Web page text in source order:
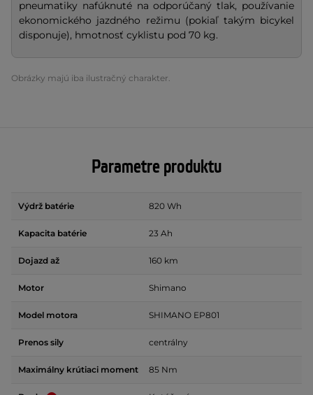
pneumatiky nafúknuté na odporúčaný tlak, používanie
ekonomického jazdného režimu (pokiaľ takým bicykel
disponuje), hmotnosť cyklistu pod 70 kg.
Obrázky majú iba ilustračný charakter.
Parametre produktu
Výdrž batérie 820 Wh
Kapacita batérie 23 Ah
Dojazd až 160 km
Motor Shimano
Model motora SHIMANO EP801
Prenos sily centrálny
Maximálny krútiaci moment 85 Nm